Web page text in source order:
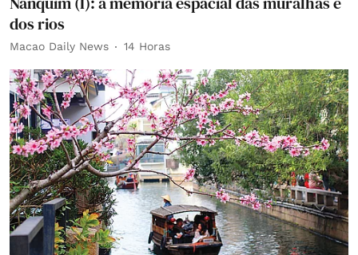
dos rios
Macao Daily News 14 Horas